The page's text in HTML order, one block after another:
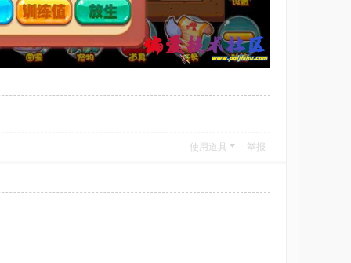
使用道具 举报